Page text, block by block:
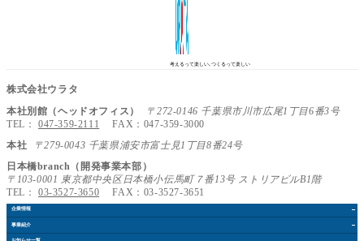
考えるって楽しい､つくるって楽しい
株式会社ウラタ
本社別館（ヘッドオフィス）
〒272-0146 千葉県市川市広尾1丁目6番3号
TEL： 047-359-2111 FAX：047-359-3000
本社
〒279-0043 千葉県浦安市富士見1丁目8番24号
日本橋branch（開発事業本部）
〒103-0001 東京都中央区日本橋小伝馬町７番13号 ストリアビルB1階
TEL： 03-3527-3650 FAX：03-3527-3651
企業情報
事業紹介